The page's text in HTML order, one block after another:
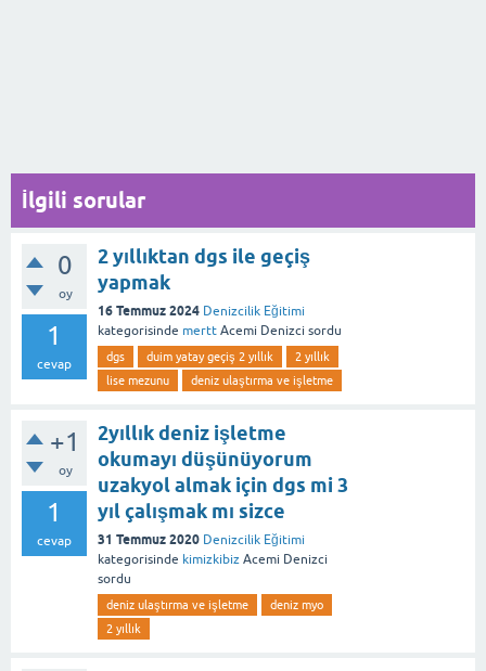
İlgili sorular
0
oy
1
cevap
2 yıllıktan dgs ile geçiş
yapmak
16 Temmuz 2024 Denizcilik Eğitimi
kategorisinde mertt Acemi Denizci sordu
dgs duim yatay geçiş 2 yıllık
2 yıllık
lise mezunu
deniz ulaştırma ve işletme
+1
oy
1
cevap
2yıllık deniz işletme
okumayı düşünüyorum
uzakyol almak için dgs mi 3
yıl çalışmak mı sizce
31 Temmuz 2020 Denizcilik Eğitimi
kategorisinde kimizkibiz Acemi Denizci
sordu
deniz ulaştırma ve işletme
deniz myo
2 yıllık